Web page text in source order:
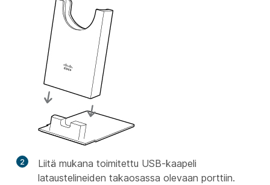
2
Liitä mukana toimitettu USB-kaapeli
lataustelineiden takaosassa olevaan porttiin.